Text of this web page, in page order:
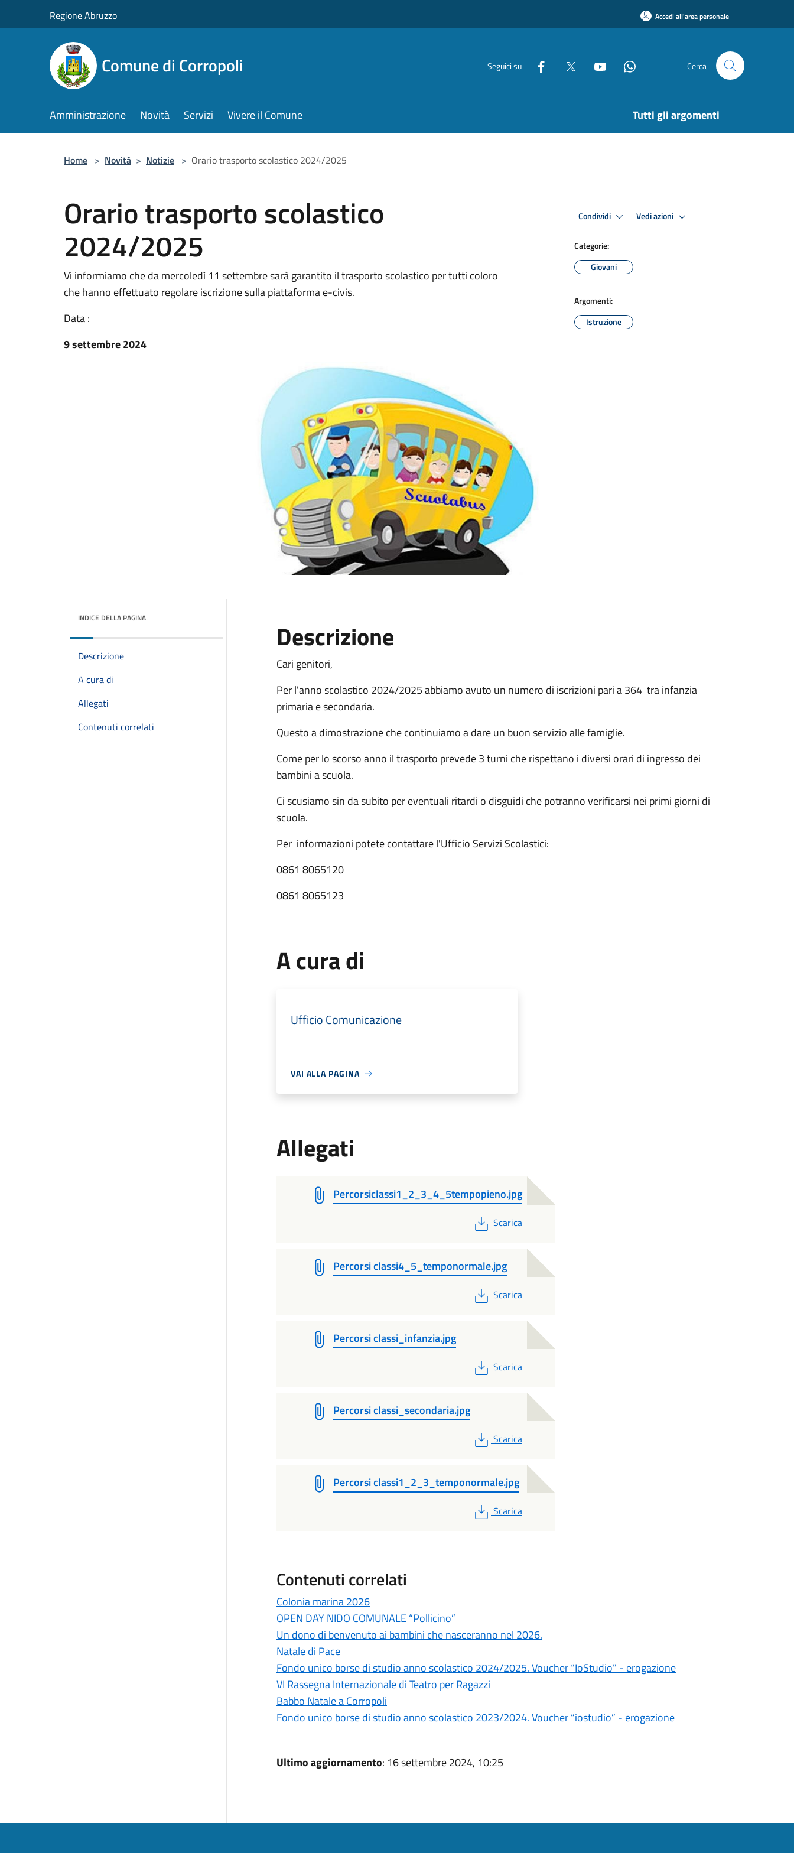
Regione Abruzzo Accedi all'area personale
Comune di Corropoli Seguici su Cerca
Amministrazione Novità Servizi Vivere il Comune Tutti gli argomenti
Home > Novità > Notizie > Orario trasporto scolastico 2024/2025
Orario trasporto scolastico
2024/2025
Vi informiamo che da mercoledì 11 settembre sarà garantito il trasporto scolastico per tutti coloro
che hanno effettuato regolare iscrizione sulla piattaforma e-civis.
Data :
9 settembre 2024
Condividi Vedi azioni
Categorie:
Giovani
Argomenti:
Istruzione
INDICE DELLA PAGINA
Descrizione
A cura di
Allegati
Contenuti correlati
Descrizione
Cari genitori,
Per l'anno scolastico 2024/2025 abbiamo avuto un numero di iscrizioni pari a 364 tra infanzia
primaria e secondaria.
Questo a dimostrazione che continuiamo a dare un buon servizio alle famiglie.
Come per lo scorso anno il trasporto prevede 3 turni che rispettano i diversi orari di ingresso dei
bambini a scuola.
Ci scusiamo sin da subito per eventuali ritardi o disguidi che potranno verificarsi nei primi giorni di
scuola.
Per informazioni potete contattare l'Ufficio Servizi Scolastici:
0861 8065120
0861 8065123
A cura di
Ufficio Comunicazione
VAI ALLA PAGINA
Allegati
Percorsiclassi1_2_3_4_5tempopieno.jpg
PDF
Scarica
Percorsi classi4_5_temponormale.jpg
PDF
Scarica
Percorsi classi_infanzia.jpg
PDF
Scarica
Percorsi classi_secondaria.jpg
PDF
Scarica
Percorsi classi1_2_3_temponormale.jpg
PDF
Scarica
Contenuti correlati
Colonia marina 2026
OPEN DAY NIDO COMUNALE “Pollicino”
Un dono di benvenuto ai bambini che nasceranno nel 2026.
Natale di Pace
Fondo unico borse di studio anno scolastico 2024/2025. Voucher “IoStudio” - erogazione
VI Rassegna Internazionale di Teatro per Ragazzi
Babbo Natale a Corropoli
Fondo unico borse di studio anno scolastico 2023/2024. Voucher “iostudio” - erogazione
Ultimo aggiornamento: 16 settembre 2024, 10:25